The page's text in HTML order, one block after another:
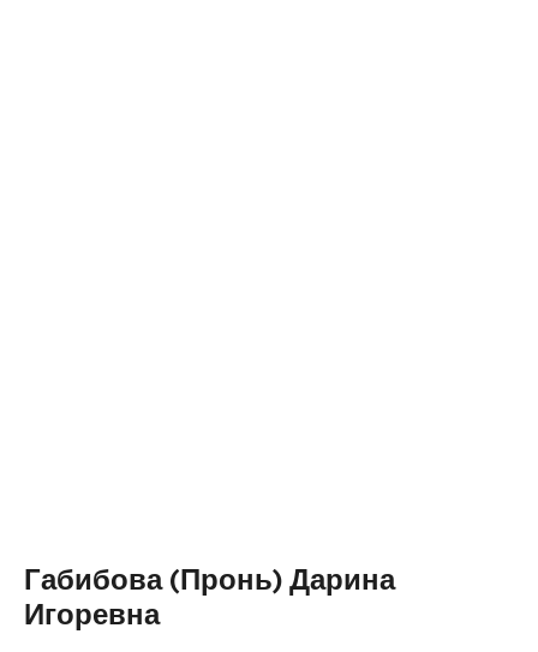
Габибова (Пронь) Дарина
Игоревна